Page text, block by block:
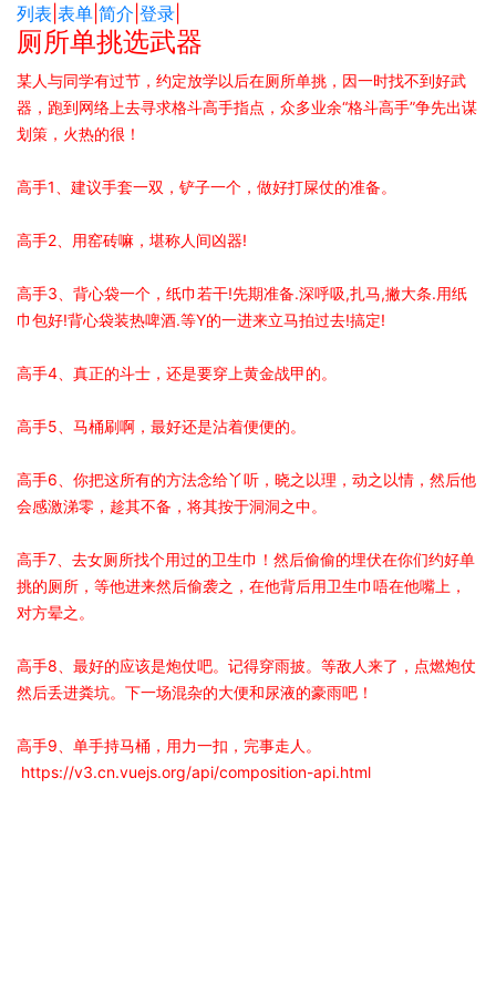
列表 表单 简介 登录
厕所单挑选武器
某人与同学有过节，约定放学以后在厕所单挑，因一时找不到好武
器，跑到网络上去寻求格斗高手指点，众多业余“格斗高手”争先出谋
划策，火热的很！
高手1、建议手套一双，铲子一个，做好打屎仗的准备。
高手2、用窑砖嘛，堪称人间凶器!
高手3、背心袋一个，纸巾若干!先期准备.深呼吸,扎马,撇大条.用纸
巾包好!背心袋装热啤酒.等Y的一进来立马拍过去!搞定!
高手4、真正的斗士，还是要穿上黄金战甲的。
高手5、马桶刷啊，最好还是沾着便便的。
高手6、你把这所有的方法念给丫听，晓之以理，动之以情，然后他
会感激涕零，趁其不备，将其按于洞洞之中。
高手7、去女厕所找个用过的卫生巾！然后偷偷的埋伏在你们约好单
挑的厕所，等他进来然后偷袭之，在他背后用卫生巾唔在他嘴上，
对方晕之。
高手8、最好的应该是炮仗吧。记得穿雨披。等敌人来了，点燃炮仗
然后丢进粪坑。下一场混杂的大便和尿液的豪雨吧！
高手9、单手持马桶，用力一扣，完事走人。
https://v3.cn.vuejs.org/api/composition-api.html